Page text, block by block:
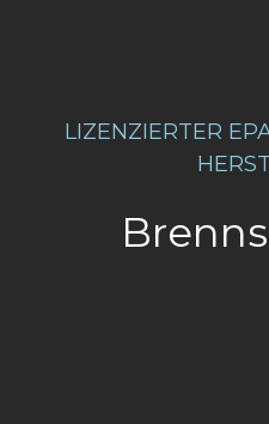
LIZENZIERTER